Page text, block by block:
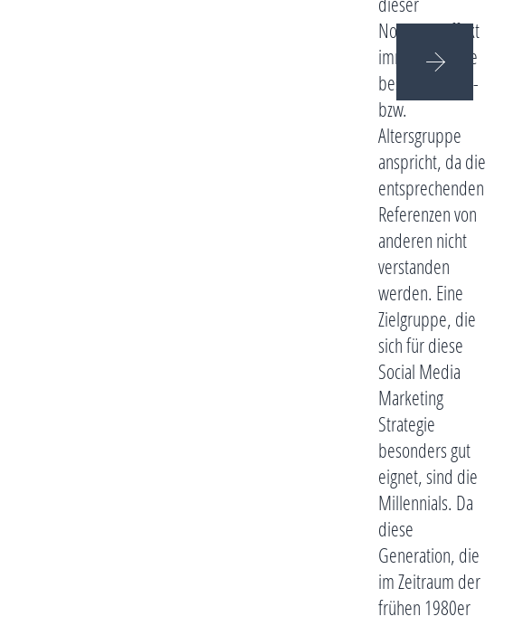
Nostalgie-Effekt
immer nur eine
bestimmte Ziel-
bzw.
Altersgruppe
anspricht, da die
entsprechenden
Referenzen von
anderen nicht
verstanden
werden. Eine
Zielgruppe, die
sich für diese
Social Media
Marketing
Strategie
besonders gut
eignet, sind die
Millennials. Da
diese
Generation, die
im Zeitraum der
frühen 1980er